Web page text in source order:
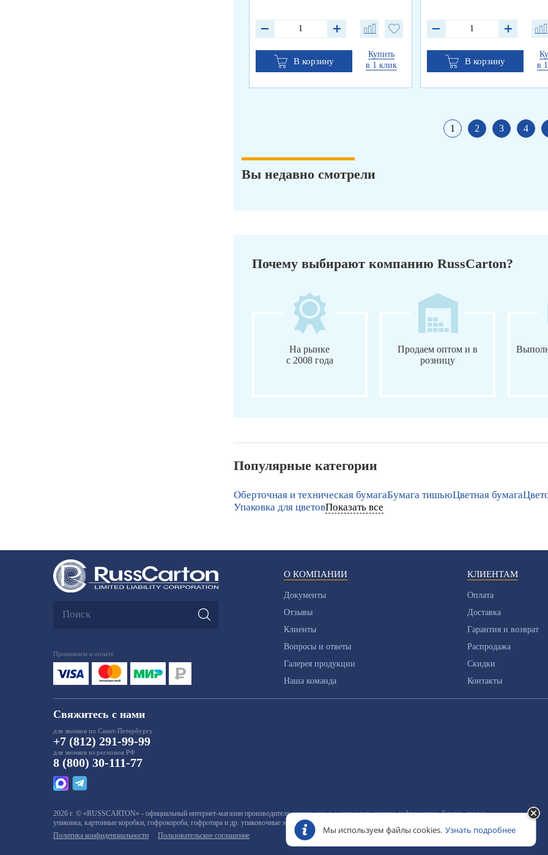
В корзину
Купить
в 1 клик
В корзину
в
1 2 3 4
Вы недавно смотрели
Почему выбирают компанию RussCarton?
На рынке
с 2008 года
Продаем оптом и в
розницу
Популярные категории
Оберточная и техническая бумагаБумага тишьюЦветная бумага
Упаковка для цветовПоказать все
Принимаем к оплате
О КОМПАНИИ
Документы
Отзывы
Клиенты
Вопросы и ответы
Галерея продукции
Наша команда
КЛИЕНТАМ
Оплата
Доставка
Гарантия и возврат
Распродажа
Скидки
Контакты
Свяжитесь с нами
для звонков по Санкт-Петербургу
+7 (812) 291-99-99
для звонков из регионов РФ
8 (800) 30-111-77
2026 г. © «RUSSCARTON» - официальный интернет-магазин производителя упаковочных материалов: картон, гофрокартон, бумага, тара и
упаковка, картонные коробки, гофрокороба, гофротара и др. упаковочные материалы
Политика конфиденциальности
Пользовательское соглашение
Мы используем файлы cookies. Узнать подробнее